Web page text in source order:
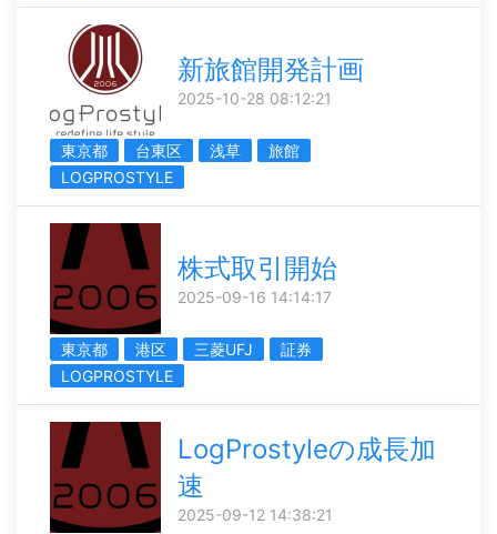
新旅館開発計画
2025-10-28 08:12:21
東京都 台東区 浅草
旅館
LOGPROSTYLE
株式取引開始
2025-09-16 14:14:17
東京都 港区 三菱UFJ
証券
LOGPROSTYLE
LogProstyleの成長加
速
2025-09-12 14:38:21